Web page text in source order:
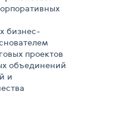
бизнес-
проектов
объединений
и